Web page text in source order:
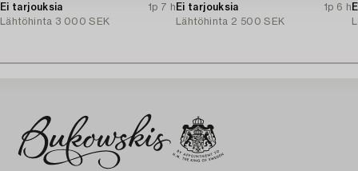
Ei tarjouksia
1p 7 h
Lähtöhinta 3 000 SEK
Ei tarjouksia
1p 6 h
Lähtöhinta 2 500 SEK